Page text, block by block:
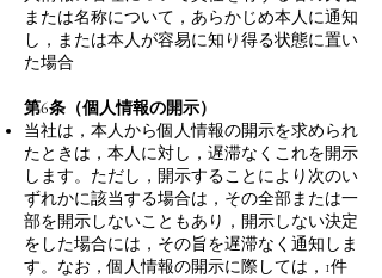
または名称について，あらかじめ本人に通知
し，または本人が容易に知り得る状態に置い
た場合
第6条（個人情報の開示）
当社は，本人から個人情報の開示を求められ
たときは，本人に対し，遅滞なくこれを開示
します。ただし，開示することにより次のい
ずれかに該当する場合は，その全部または一
部を開示しないこともあり，開示しない決定
をした場合には，その旨を遅滞なく通知しま
す。なお，個人情報の開示に際しては，1件